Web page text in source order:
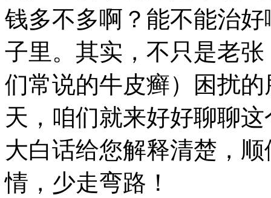
钱多不多啊？能不能治
子里。其实，不只是老
们常说的牛皮癣）困扰
天，咱们就来好好聊聊
大白话给您解释清楚，
情，少走弯路！